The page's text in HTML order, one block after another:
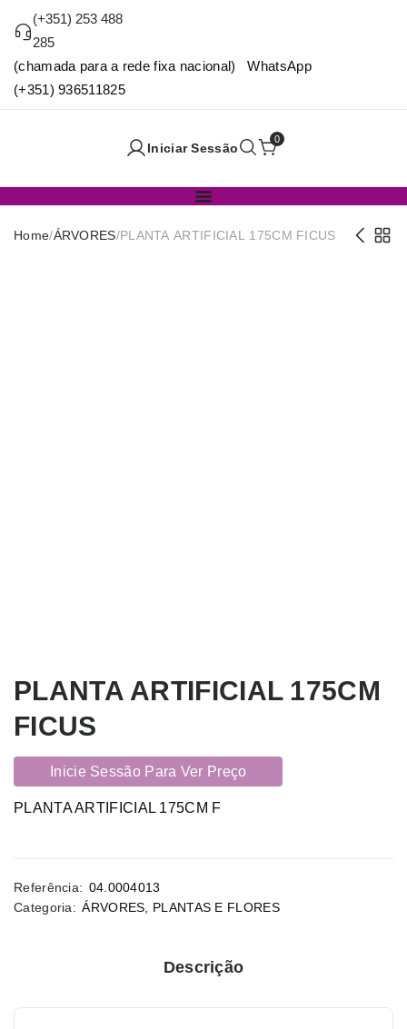
(+351) 253 488
285
(chamada para a rede fixa nacional) WhatsApp
(+351) 936511825
Iniciar Sessão
0
Home/ÁRVORES/PLANTA ARTIFICIAL 175CM FICUS
PLANTA ARTIFICIAL 175CM
FICUS
Inicie Sessão Para Ver Preço
PLANTA ARTIFICIAL 175CM F
Referência: 04.0004013
Categoria: ÁRVORES PLANTAS E FLORES
Descrição